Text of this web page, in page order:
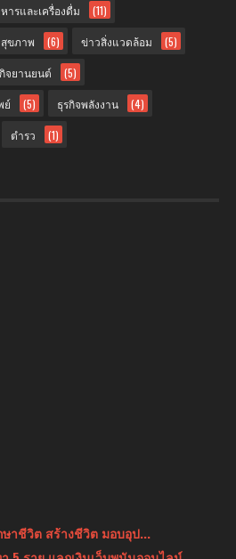
ารและเครื่องดื่ม (11)
ขภาพ (6) ข่าวสิ่งแวดล้อม (5)
จยานยนต์ (5)
ย์ (5) ธุรกิจพลังงาน (4)
ตำรว (1)
าชีวิต สร้างชีวิต มอบอุป...